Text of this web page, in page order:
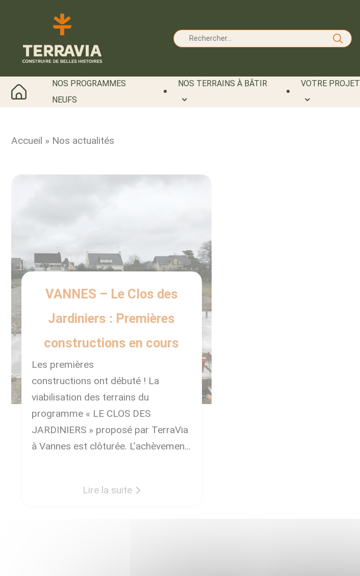
NOS PROGRAMMES
NEUFS
NOS TERRAINS À BÂTIR VOTRE PROJET
Accueil » Nos actualités
VANNES – Le Clos des
Jardiniers : Premières
constructions en cours
Les premières
constructions ont débuté ! La
viabilisation des terrains du
programme « LE CLOS DES
JARDINIERS » proposé par TerraVia
à Vannes est clôturée. L’achèvement
constructions de maisons
Lire la suite